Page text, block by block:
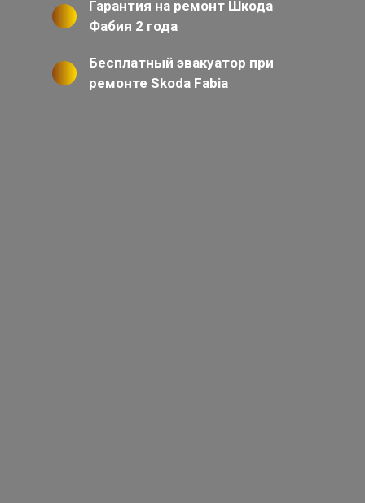
Гарантия на ремонт Шкода
Фабия 2 года
Бесплатный эвакуатор при
ремонте Skoda Fabia